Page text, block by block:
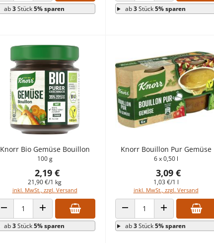
ab3Stück5% sparen ab3Stück5% sparen
Knorr Bio Gemüse Bouillon
100 g
2,19 €
21,90 €/1 kg
inkl. MwSt., zzgl. Versand
ANZAHL VERRINGERNANZAHL ERHÖHEN
ab3Stück5% sparen
Knorr Bouillon Pur Gemüse
6 x 0,50 l
3,09 €
1,03 €/1 l
inkl. MwSt., zzgl. Versand
ANZAHL VERRINGERNANZAHL ERHÖHEN
ab3Stück5% sparen